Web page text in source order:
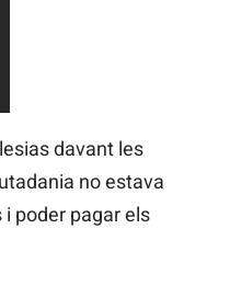
davant les
no estava
poder pagar els